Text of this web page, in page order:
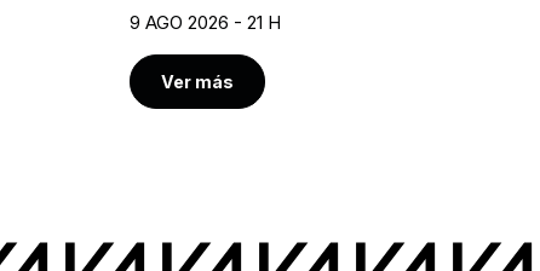
9 AGO 2026 - 21 H
Ver más